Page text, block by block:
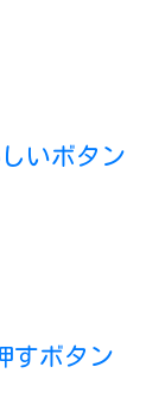
いボタン
すボタン